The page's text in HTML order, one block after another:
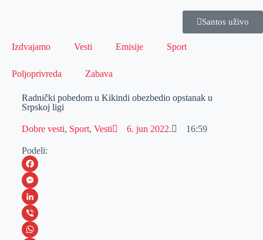
Santos uživo
Izdvajamo Vesti Emisije Sport
Poljoprivreda Zabava
Radnički pobedom u Kikindi obezbedio opstanak u
Srpskoj ligi
Dobre vesti, Sport, Vesti 6. jun 2022. 16:59
Podeli:
F
a
c
e
M
e
s
L
iV